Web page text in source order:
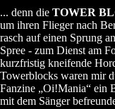
... denn die TOWER
um ihren Flieger nach
rasch auf einen Sprung
Spree - zum Dienst am
kurzfristig kneifende
Towerblocks waren mir
Fanzine „Oi!Mania“ ein
mit dem Sänger